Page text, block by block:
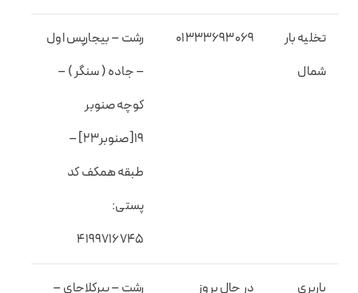
تخلیه بار
شمال
01333693069
رشت – بیجارپس اول
– جاده ( سنگر ) –
کوچه صنوبر
۱۹[صنوبر۲۳] –
طبقه همکف کد
پستی:
۴۱۹۹۷۱۶۷۴۵
باربری
در حال بروز
رشت – پیرکلاچای –